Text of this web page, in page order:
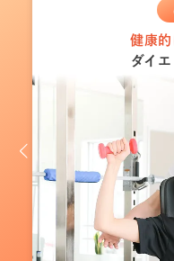
健康的
ダイ